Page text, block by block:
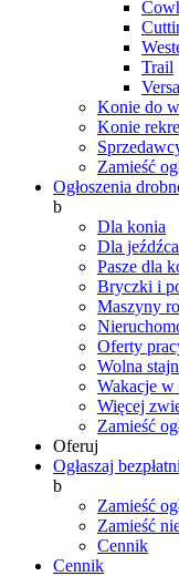
Trail
Konie do
Konie
Zamieść
Ogłoszenia
b
Dla konia
Dla jeźdźca
Pasze dla
Bryczki i
Maszyny
Oferty
Wolna
Wakacje w
Więcej
Zamieść
Oferuj
Ogłaszaj
b
Zamieść
Zamieść
Cennik
Cennik